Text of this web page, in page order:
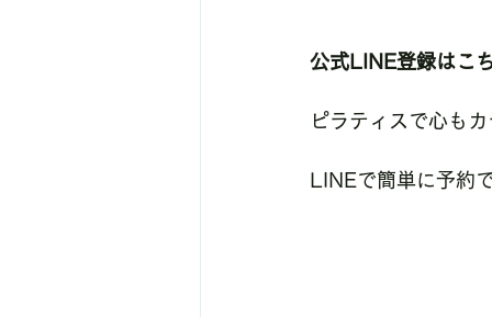
公式LINE登録はこ
ピラティスで心も
LINEで簡単に予約